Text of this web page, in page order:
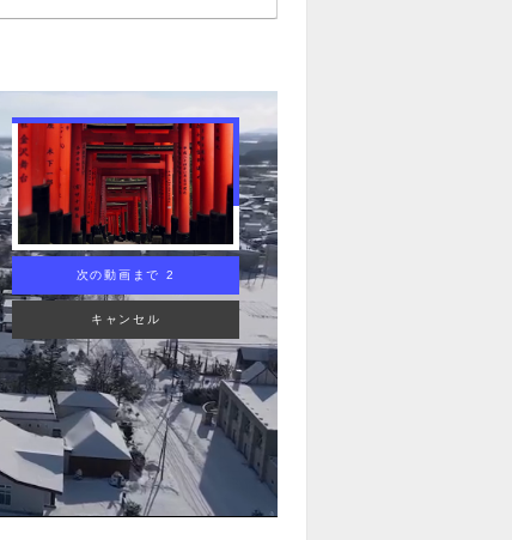
次の動画まで 1
キャンセル